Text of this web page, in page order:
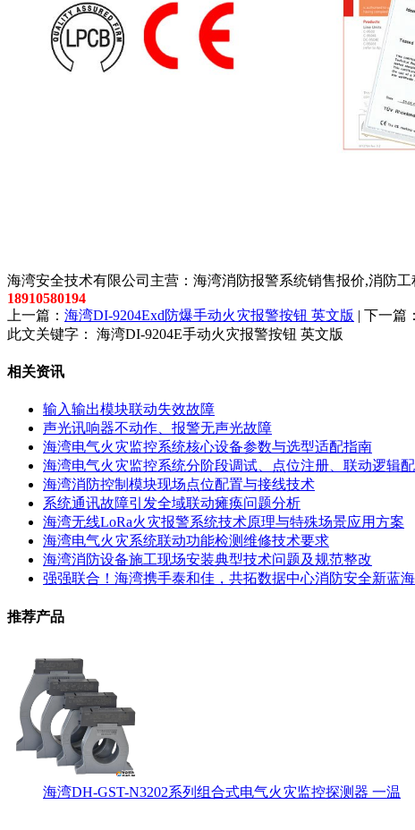
海湾安全技术有限公司主营：海湾消防报警系统销售报价,消防
18910580194
上一篇： 海湾DI-9204Exd防爆手动火灾报警按钮 英文版 | 下一篇：
此文关键字：
海湾DI-9204E手动火灾报警按钮 英文版
相关资讯
输入输出模块联动失效故障
声光讯响器不动作、报警无声光故障
海湾电气火灾监控系统核心设备参数与选型适配指南
海湾电气火灾监控系统分阶段调试、点位注册、联动逻辑
海湾消防控制模块现场点位配置与接线技术
系统通讯故障引发全域联动瘫痪问题分析
海湾无线LoRa火灾报警系统技术原理与特殊场景应用方案
海湾电气火灾系统联动功能检测维修技术要求
海湾消防设备施工现场安装典型技术问题及规范整改
强强联合！海湾携手泰和佳，共拓数据中心消防安全新蓝海
推荐产品
海湾DH-GST-N3202系列组合式电气火灾监控探测器 一温